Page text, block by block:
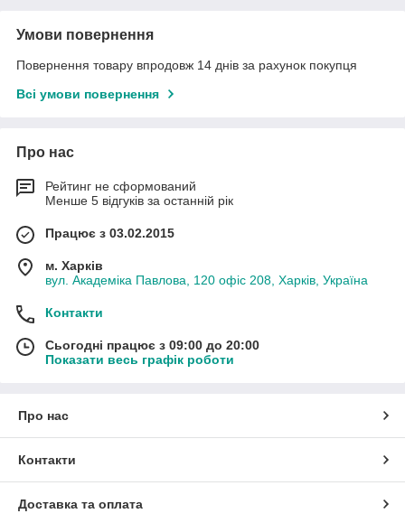
Умови повернення
Повернення товару впродовж 14 днів за рахунок покупця
Всі умови повернення
Про нас
Рейтинг не сформований
Менше 5 відгуків за останній рік
Працює з 03.02.2015
м. Харків
вул. Академіка Павлова, 120 офіс 208, Харків, Україна
Контакти
Сьогодні працює з 09:00 до 20:00
Показати весь графік роботи
Про нас
Контакти
Доставка та оплата